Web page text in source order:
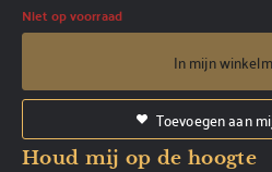
Niet op voorraad
In mijn
Toevoegen aan
Houd mij op de hoogte